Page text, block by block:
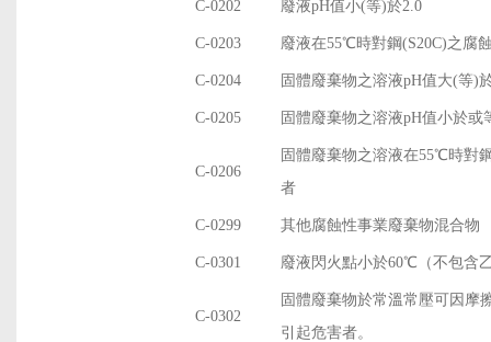
C-0202 廢液pH值小(等)於2.0
C-0203 廢液在55℃時對鋼(S20C)之腐
C-0204 固體廢棄物之溶液pH值大(等)
C-0205 固體廢棄物之溶液pH值小於或
C-0206
固體廢棄物之溶液在55℃時對
者
C-0299 其他腐蝕性事業廢棄物混合物
C-0301 廢液閃火點小於60℃（不包含
C-0302
固體廢棄物於常溫常壓可因摩
引起危害者。